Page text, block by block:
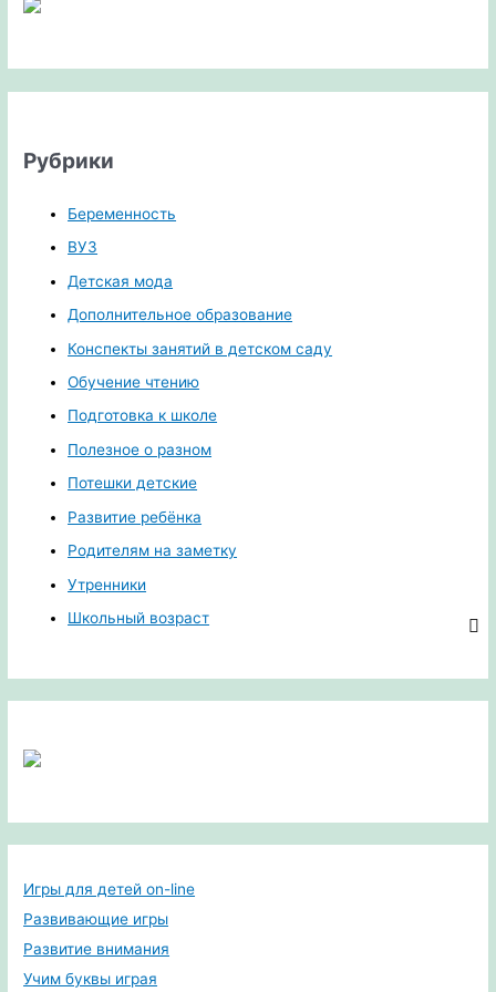
Рубрики
Беременность
ВУЗ
Детская мода
Дополнительное образование
Конспекты занятий в детском саду
Обучение чтению
Подготовка к школе
Полезное о разном
Потешки детские
Развитие ребёнка
Родителям на заметку
Утренники
Школьный возраст
Игры для детей on-line
Развивающие игры
Развитие внимания
Учим буквы играя